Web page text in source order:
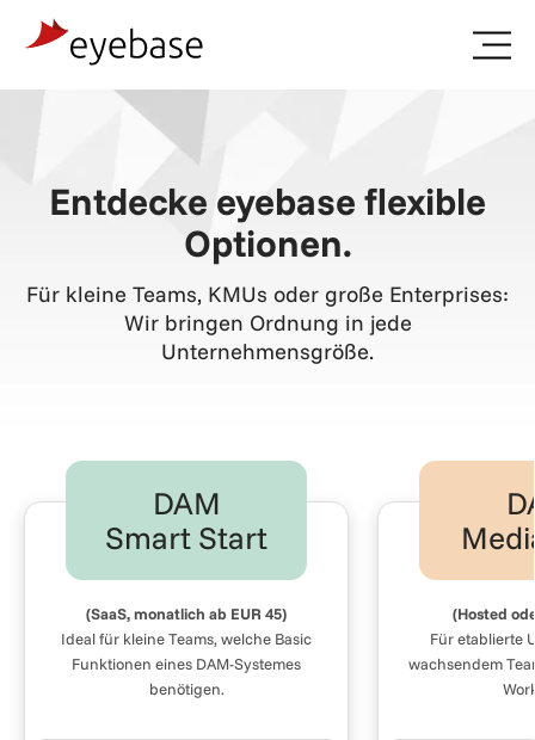
Landing
Pages
Preise
Entdecke eyebase flexible
Optionen.
Für kleine Teams, KMUs oder große Enterprises:
Wir bringen Ordnung in jede
Unternehmensgröße.
DAM
Smart Start
(SaaS, monatlich ab EUR 45)
Ideal für kleine Teams, welche Basic
Funktionen eines DAM-Systemes
benötigen.
(Hosted
Für etablierte
wachsendem